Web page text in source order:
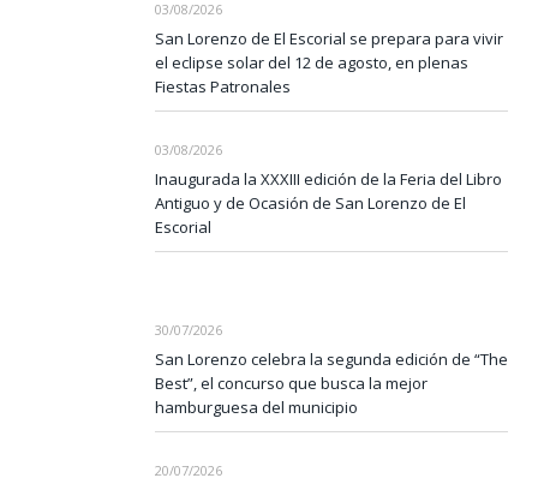
03/08/2026
San Lorenzo de El Escorial se prepara para vivir
el eclipse solar del 12 de agosto, en plenas
Fiestas Patronales
03/08/2026
Inaugurada la XXXIII edición de la Feria del Libro
Antiguo y de Ocasión de San Lorenzo de El
Escorial
30/07/2026
San Lorenzo celebra la segunda edición de “The
Best”, el concurso que busca la mejor
hamburguesa del municipio
20/07/2026